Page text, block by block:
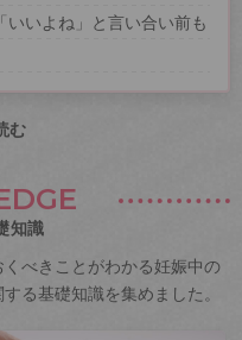
いよね」と言い合い前も
む
知識
べきことがわかる妊娠中の
る基礎知識を集めました。